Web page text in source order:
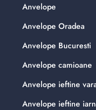
Anvelope
Anvelope Oradea
Anvelope Bucuresti
Anvelope camioane
Anvelope ieftine
Anvelope ieftine